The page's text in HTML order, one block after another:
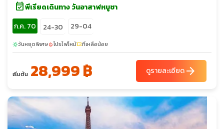
event_availableพีเรียดเดินทาง วันอาสาฬหบูชา
ก.ค. 70
24-30 29-04
sunnyวันหยุดพิเศษlocal_fire_departmentโปรไฟไหม้confirmation_numberที่เหลือน้อย
เริ่มต้น 28,999 ฿ ดูรายละเอียดarrow_forward